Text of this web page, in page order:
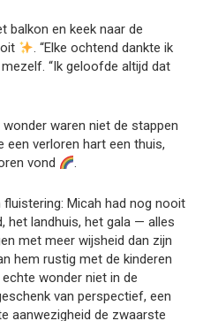
balkon en keek naar de
. “Elke ochtend dankte ik
“Ik geloofde altijd dat
waren niet de stappen
verloren hart een thuis,
vond
.
Micah had nog nooit
het landhuis, het gala — alles
met meer wijsheid dan zijn
hem rustig met de kinderen
wonder niet in de
van perspectief, een
aanwezigheid de zwaarste